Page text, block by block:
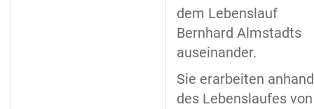
dem Lebenslauf
Bernhard Almstadts
auseinander.
Sie erarbeiten anhand
des Lebenslaufes von